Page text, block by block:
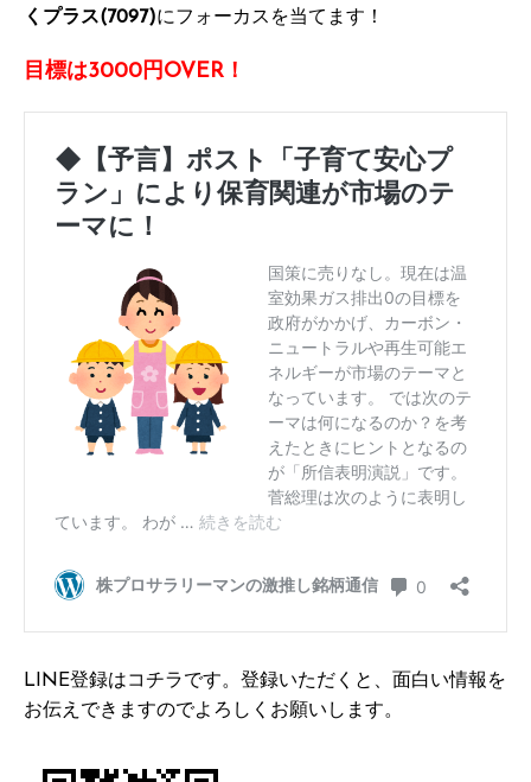
くプラス(7097)にフォーカスを当てます！
目標は3000円OVER！
LINE登録はコチラです。登録いただくと、面白い情報を
お伝えできますのでよろしくお願いします。